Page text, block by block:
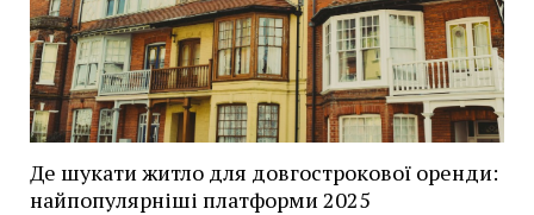
Де шукати житло для довгострокової оренди:
найпопулярніші платформи 2025